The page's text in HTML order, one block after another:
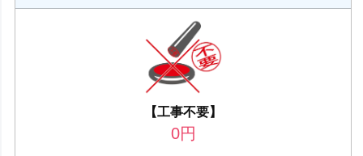
【工事不要】
0円